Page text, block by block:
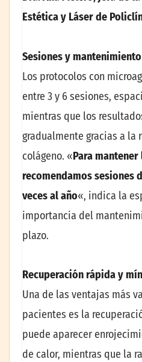
Estética y Láser de
Sesiones y mantenimiento
Los protocolos con
entre 3 y 6 sesiones,
mientras que los
gradualmente gracias a la
colágeno. «Para
recomendamos sesiones
veces al año«, indica la
importancia del
plazo.
Recuperación rápida y
Una de las ventajas más
pacientes es la
puede aparecer
de calor, mientras que la